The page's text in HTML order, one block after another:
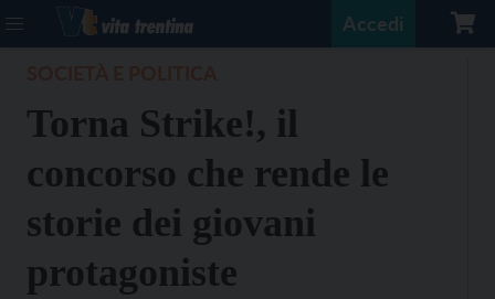
Accedi
Torna Strike!, il
concorso che rende le
storie dei giovani
protagoniste